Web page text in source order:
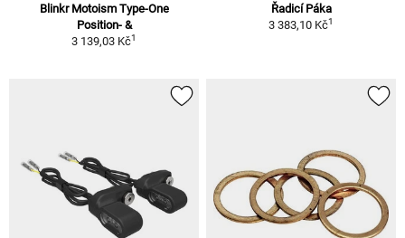
Blinkr Motoism Type-One
Position- &
3 139,03 Kč1
Řadicí Páka
3 383,10 Kč1